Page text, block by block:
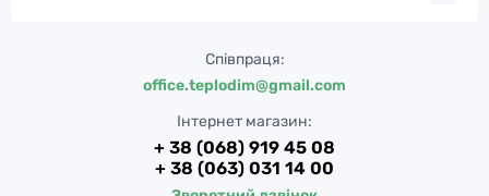
Співпраця:
office.teplodim@gmail.com
Інтернет магазин:
+ 38 (068) 919 45 08
+ 38 (063) 031 14 00